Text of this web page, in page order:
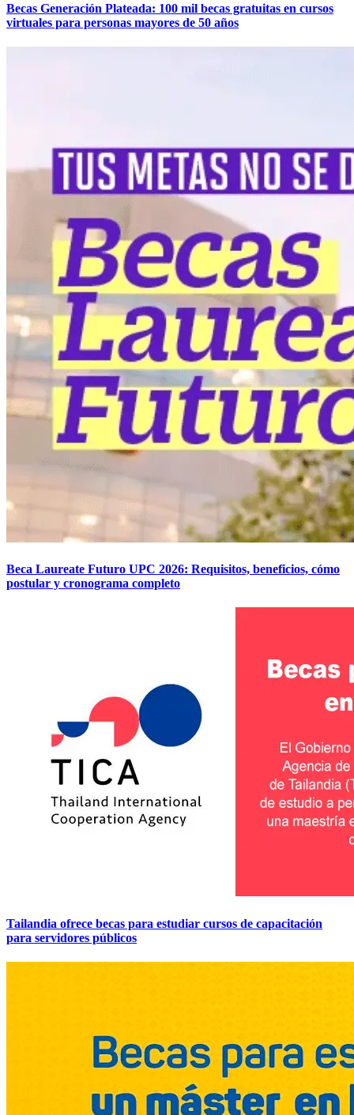
Becas Generación Plateada: 100 mil becas gratuitas en cursos
virtuales para personas mayores de 50 años
Beca Laureate Futuro UPC 2026: Requisitos, beneficios, cómo
postular y cronograma completo
Tailandia ofrece becas para estudiar cursos de capacitación
para servidores públicos